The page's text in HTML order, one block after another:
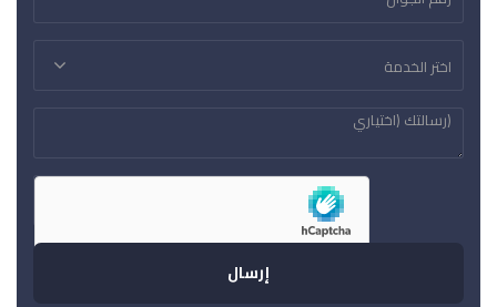
اختر الخدمة